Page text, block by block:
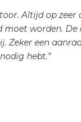
Altijd op
worden. De
Zeker een
hebt.”